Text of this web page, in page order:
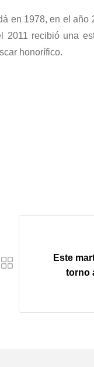
en 1978, en el año
2011 recibió una
honorífico.
Este
torno